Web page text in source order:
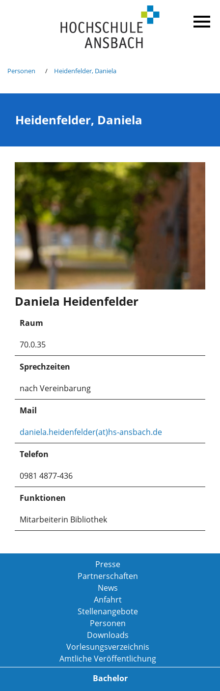
Personen Heidenfelder, Daniela
Heidenfelder, Daniela
Daniela Heidenfelder
Raum
70.0.35
Sprechzeiten
nach Vereinbarung
Mail
daniela.heidenfelder(at)hs-ansbach.de
Telefon
0981 4877-436
Funktionen
Mitarbeiterin Bibliothek
Presse
Partnerschaften
News
Anfahrt
Stellenangebote
Personen
Downloads
Vorlesungsverzeichnis
Amtliche Veröffentlichung
Bachelor